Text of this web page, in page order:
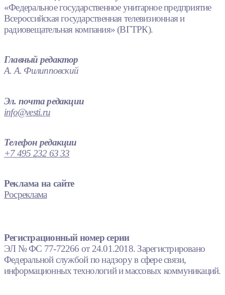
«Федеральное государственное унитарное предприятие
Всероссийская государственная телевизионная и
радиовещательная компания» (ВГТРК).
Главный редактор
А. А. Филипповский
Эл. почта редакции
info@vesti.ru
Телефон редакции
+7 495 232 63 33
Реклама на сайте
Росреклама
Регистрационный номер серии
ЭЛ № ФС 77-72266 от 24.01.2018. Зарегистрировано
Федеральной службой по надзору в сфере связи,
информационных технологий и массовых коммуникаций.